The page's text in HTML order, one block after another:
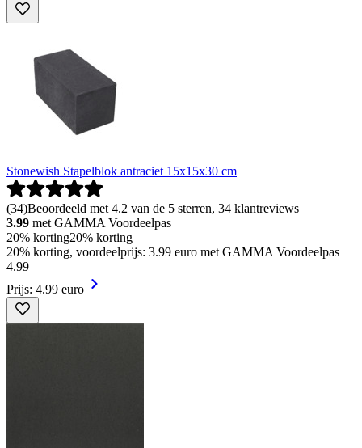
Stonewish Stapelblok antraciet 15x15x30 cm
(34)Beoordeeld met 4.2 van de 5 sterren, 34 klantreviews
3.99 met GAMMA Voordeelpas
20% korting20% korting
20% korting, voordeelprijs: 3.99 euro met GAMMA Voordeelpas
4.99
Prijs: 4.99 euro